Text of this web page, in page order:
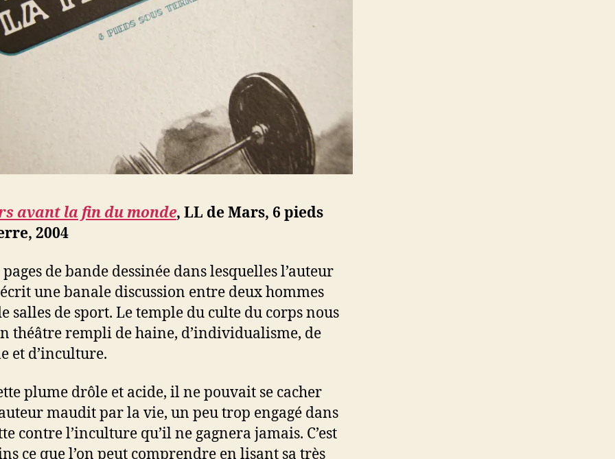
avant la fin du monde, LL de Mars, 6 pieds
2004
de bande dessinée dans lesquelles l’auteur
une banale discussion entre deux hommes
salles de sport. Le temple du culte du corps nous
théâtre rempli de haine, d’individualisme, de
et d’inculture.
plume drôle et acide, il ne pouvait se cacher
maudit par la vie, un peu trop engagé dans
contre l’inculture qu’il ne gagnera jamais. C’est
ce que l’on peut comprendre en lisant sa très